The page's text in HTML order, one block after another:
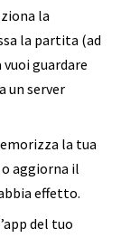
la
la partita (ad
guardare
un server
la tua
aggiorna il
effetto.
del tuo